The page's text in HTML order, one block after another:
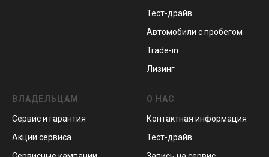
Тест-драйв
Автомобили с пробегом
Trade-in
Лизинг
ВЛАДЕЛЬЦАМ
Сервис и гарантия
Акции сервиса
О НАС
Контактная информация
Тест-драйв